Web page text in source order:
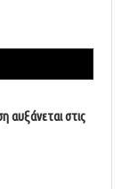
αυξάνεται στις